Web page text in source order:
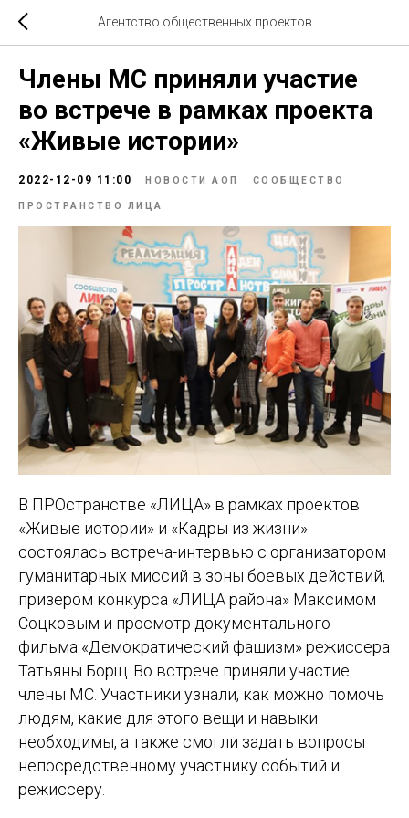
Агентство общественных проектов
Члены МС приняли участие
во встрече в рамках проекта
«Живые истории»
2022-12-09 11:00 НОВОСТИ АОП СООБЩЕСТВО
ПРОСТРАНСТВО ЛИЦА
В ПРОстранстве «ЛИЦА» в рамках проектов
«Живые истории» и «Кадры из жизни»
состоялась встреча-интервью с организатором
гуманитарных миссий в зоны боевых действий,
призером конкурса «ЛИЦА района» Максимом
Соцковым и просмотр документального
фильма «Демократический фашизм» режиссера
Татьяны Борщ. Во встрече приняли участие
члены МС. Участники узнали, как можно помочь
людям, какие для этого вещи и навыки
необходимы, а также смогли задать вопросы
непосредственному участнику событий и
режиссеру.